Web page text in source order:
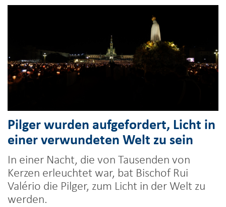
Pilger wurden aufgefordert, Licht in
einer verwundeten Welt zu sein
In einer Nacht, die von Tausenden von
Kerzen erleuchtet war, bat Bischof Rui
Valério die Pilger, zum Licht in der Welt zu
werden.